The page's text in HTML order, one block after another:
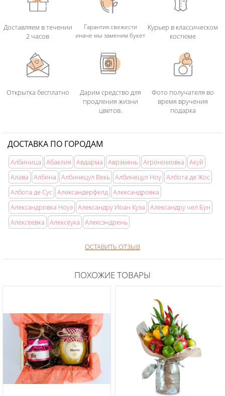
Доставляем в течении
2 часов
Гарантия свежести
иначе мы заменим букет
Курьер в классическом
костюме
Открытка бесплатно
Дарим средство для
продления жизни
цветов.
Фото получателя во
время вручения
подарка
ДОСТАВКА ПО ГОРОДАМ
Албиница Абаклия Авдарма Аврэмень Агрономовка
Акуй
Алава
Албина Албинецул Векь Албинецул Ноу Албота де Жос
Албота де Сус Александерфелд Александровка
Александровка Ноуэ Александру Иоан Куза
Александру чел Бун
Алексеевка
Алексеука Алексэндрень
ОСТАВИТЬ ОТЗЫВ
ПОХОЖИЕ ТОВАРЫ